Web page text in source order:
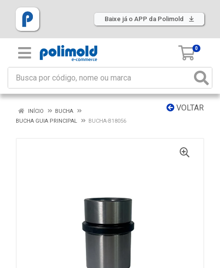
Baixe já o APP da Polimold
0
VOLTAR
INÍCIO
BUCHA
BUCHA GUIA PRINCIPAL
BUCHA-B18056